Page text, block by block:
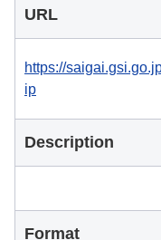
URL
https://
ip
Description
Format